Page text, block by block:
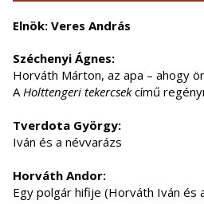
Elnök: Veres András
Széchenyi Ágnes:
Horváth Márton, az apa – ahogy
AHolttengeri tekercsekcímű
Tverdota György:
Iván és a névvarázs
Horváth Andor:
Egy polgár hifije (Horváth Iván és